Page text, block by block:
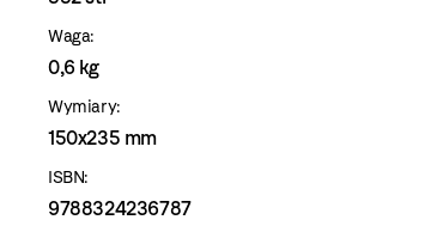
Waga:
0,6 kg
Wymiary:
150x235 mm
ISBN:
9788324236787